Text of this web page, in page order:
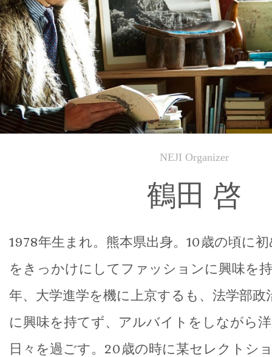
NEJI Organizer
鶴田 啓
1978年生まれ。熊本県出身。10歳の頃に
をきっかけにしてファッションに興味を
年、大学進学を機に上京するも、法学部
に興味を持てず、アルバイトをしながら
日々を過ごす。20歳の時に某セレクトシ